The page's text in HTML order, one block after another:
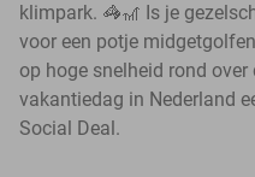
klimpark. 🦓🎢 Is je
voor een potje
op hoge snelheid rond
vakantiedag in Nederland
Social Deal.